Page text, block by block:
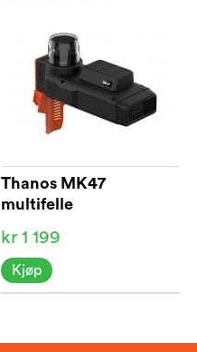
Thanos MK47
multifelle
kr 1 199
Kjøp